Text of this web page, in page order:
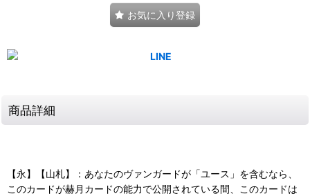
お気に入り登録
商品詳細
【永】【山札】：あなたのヴァンガードが「ユース」を含むなら、
このカードが赫月カードの能力で公開されている間、このカードは